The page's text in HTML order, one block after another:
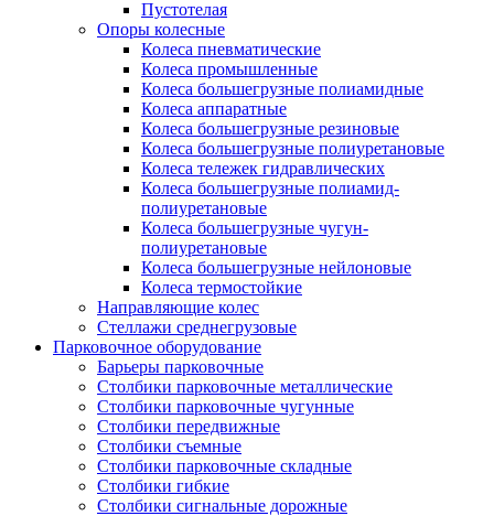
Пустотелая
Опоры колесные
Колеса пневматические
Колеса промышленные
Колеса большегрузные полиамидные
Колеса аппаратные
Колеса большегрузные резиновые
Колеса большегрузные полиуретановые
Колеса тележек гидравлических
Колеса большегрузные полиамид-
полиуретановые
Колеса большегрузные чугун-
полиуретановые
Колеса большегрузные нейлоновые
Колеса термостойкие
Направляющие колес
Стеллажи среднегрузовые
Парковочное оборудование
Барьеры парковочные
Столбики парковочные металлические
Столбики парковочные чугунные
Столбики передвижные
Столбики съемные
Столбики парковочные складные
Столбики гибкие
Столбики сигнальные дорожные